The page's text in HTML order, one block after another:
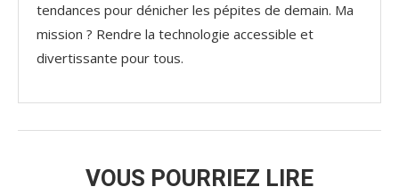
tendances pour dénicher les pépites de demain. Ma
mission ? Rendre la technologie accessible et
divertissante pour tous.
VOUS POURRIEZ LIRE